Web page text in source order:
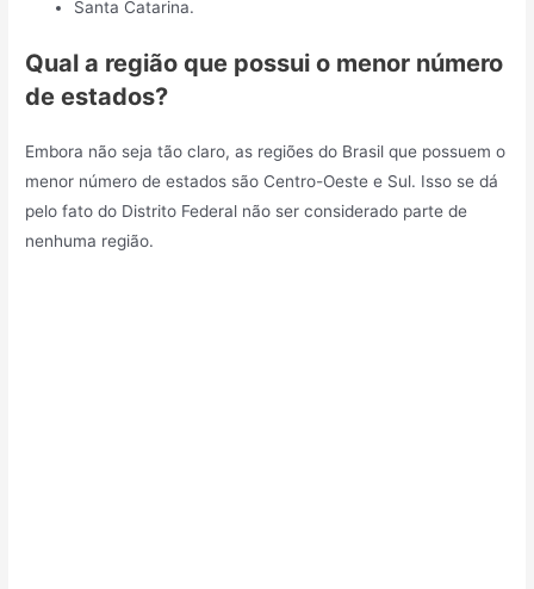
Santa Catarina.
Qual a região que possui o menor número
de estados?
Embora não seja tão claro, as regiões do Brasil que possuem o
menor número de estados são Centro-Oeste e Sul. Isso se dá
pelo fato do Distrito Federal não ser considerado parte de
nenhuma região.